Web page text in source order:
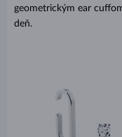
geometrickým ear
deň.